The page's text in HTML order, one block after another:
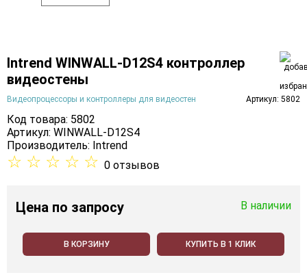
Intrend WINWALL-D12S4 контроллер
видеостены
Видеопроцессоры и контроллеры для видеостен Артикул: 5802
Код товара: 5802
Артикул: WINWALL-D12S4
Производитель: Intrend
☆ ☆ ☆ ☆ ☆ 0 отзывов
Цена по запросу В наличии
В КОРЗИНУ КУПИТЬ В 1 КЛИК